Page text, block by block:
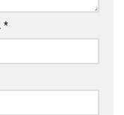
*